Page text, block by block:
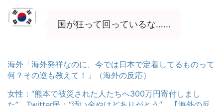
国が狂って回っているな……
海外「海外発祥なのに、今では日本で定着してるものって
何？その逆も教えて！」（海外の反応）
女性：“熊本で被災された人たちへ300万円寄付しまし